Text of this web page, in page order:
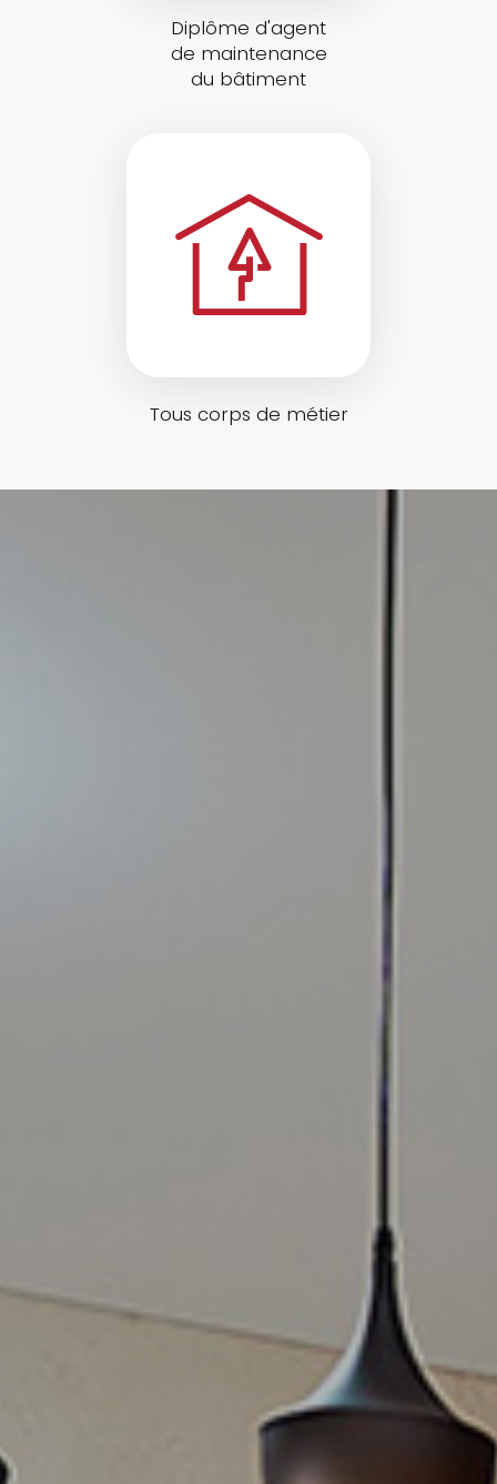
Diplôme d'agent
de maintenance
du bâtiment
Tous corps de métier